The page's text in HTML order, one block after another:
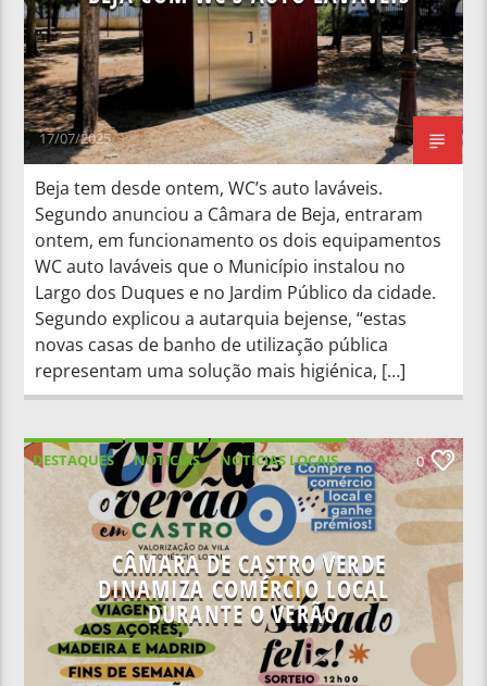
17/07/2025
Beja tem desde ontem, WC’s auto laváveis.
Segundo anunciou a Câmara de Beja, entraram
ontem, em funcionamento os dois equipamentos
WC auto laváveis que o Município instalou no
Largo dos Duques e no Jardim Público da cidade.
Segundo explicou a autarquia bejense, “estas
novas casas de banho de utilização pública
representam uma solução mais higiénica, […]
DESTAQUES NOTICIAS
NOTÍCIAS LOCAIS
NOTÍCIAS NACIONAIS
0
CÂMARA DE CASTRO VERDE
DINAMIZA COMÉRCIO LOCAL
DURANTE O VERÃO